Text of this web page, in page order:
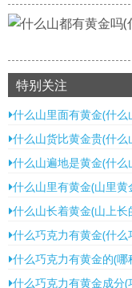
特别关注
什么山里面有黄金(什
什么山货比黄金贵(什
什么山遍地是黄金(什么
什么山里有黄金(山里黄
什么山长着黄金(山上长
什么巧克力有黄金(什
什么巧克力有黄金的(哪
什么巧克力有黄金成分